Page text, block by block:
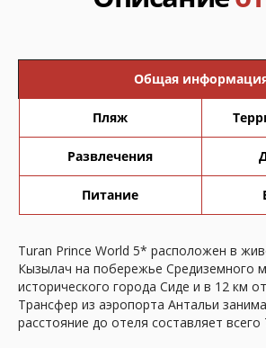
Общая
Пляж
Развлечения
Питание
Turan Prince World 5* расположен в
Кызылач на побережье Средиземного
исторического города Сиде и в 12 км
Трансфер из аэропорта Антальи
расстояние до отеля составляет всего